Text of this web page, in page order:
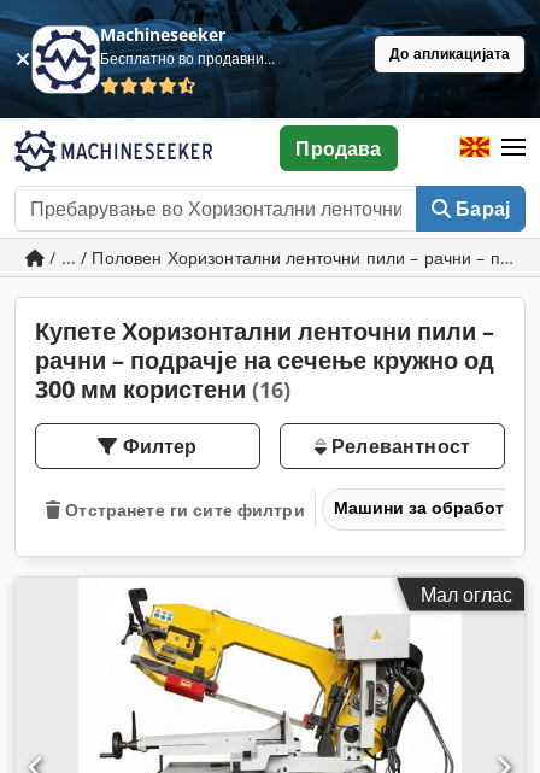
Machineseeker
Бесплатно во продавница До апликацијата
Барај
Продава
/ ... / Половен Хоризонтални ленточни пили – рачни –
Купете Хоризонтални ленточни пили –
рачни – подрачје на сечење кружно од
300 мм користени (16)
Филтер Релевантност
Отстранете ги сите филтри Машини за обработка
Мал оглас